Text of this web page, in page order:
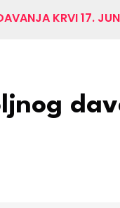
KRVI 17.